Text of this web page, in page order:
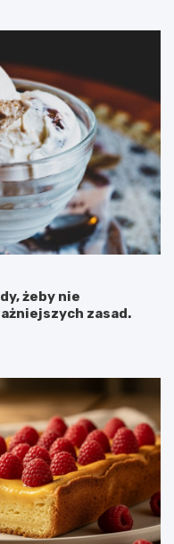
żeby nie
zasad.